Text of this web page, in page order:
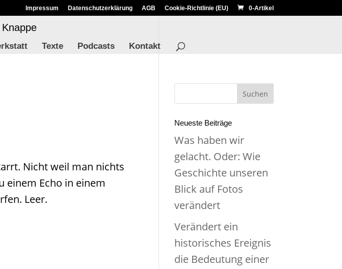
Impressum Datenschutzerklärung AGB Cookie-Richtlinie (EU) 0-Artikel
Texte Podcasts Kontakt
Nicht weil man nichts
einem Echo in einem
Leer.
Neueste Beiträge
Was haben wir
gelacht. Oder: Wie
Geschichte unseren
Blick auf Fotos
verändert
Verändert ein
historisches Ereignis
die Bedeutung einer